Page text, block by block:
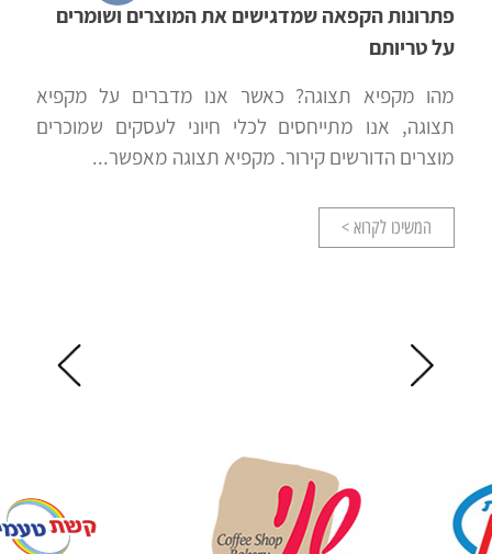
פתרונות הקפאה שמדגישים את המוצרים ושומרים
על טריותם
מהו מקפיא תצוגה? כאשר אנו מדברים על מקפיא
תצוגה, אנו מתייחסים לכלי חיוני לעסקים שמוכרים
מוצרים הדורשים קירור. מקפיא תצוגה מאפשר...
המשיכו לקרוא >